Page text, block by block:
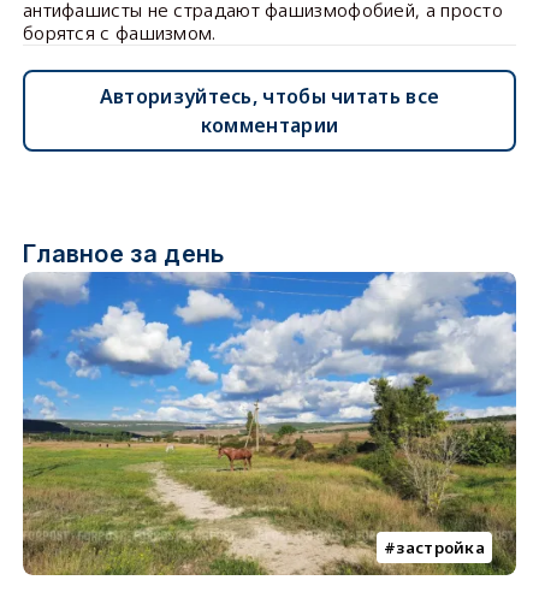
антифашисты не страдают фашизмофобией, а просто
борятся с фашизмом.
Авторизуйтесь, чтобы читать все
комментарии
Главное за день
застройка